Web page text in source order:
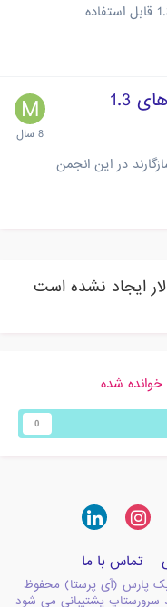
قالب‌هایی که فقط برای نسخه‌های 1.3 قابل استفاده
1.3
که فقط با نسخه‌ی 1.3 سازگارند در این انجمن
ایجاد نشده است
خوانده شده
0
تماس با ما
پارس (آی پرستا) محفوظ
پشتیبانی می شود